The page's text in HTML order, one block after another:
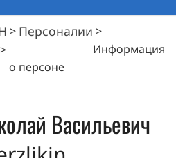
> Персоналии >
>
Информация
о персоне
Васильевич